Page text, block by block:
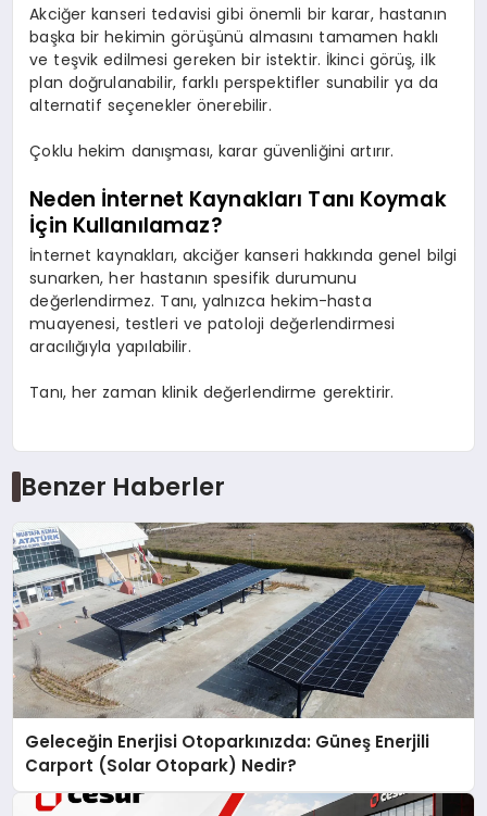
Akciğer kanseri tedavisi gibi önemli bir karar, hastanın
başka bir hekimin görüşünü almasını tamamen haklı
ve teşvik edilmesi gereken bir istektir. İkinci görüş, ilk
plan doğrulanabilir, farklı perspektifler sunabilir ya da
alternatif seçenekler önerebilir.
Çoklu hekim danışması, karar güvenliğini artırır.
Neden İnternet Kaynakları Tanı Koymak
İçin Kullanılamaz?
İnternet kaynakları, akciğer kanseri hakkında genel bilgi
sunarken, her hastanın spesifik durumunu
değerlendirmez. Tanı, yalnızca hekim-hasta
muayenesi, testleri ve patoloji değerlendirmesi
aracılığıyla yapılabilir.
Tanı, her zaman klinik değerlendirme gerektirir.
Benzer Haberler
Geleceğin Enerjisi Otoparkınızda: Güneş Enerjili
Carport (Solar Otopark) Nedir?